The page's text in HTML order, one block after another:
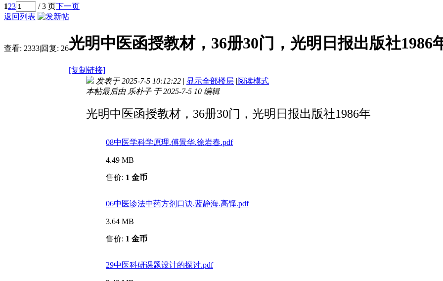
123 / 3 页下一页
返回列表
查看: 2333|回复: 26光明中医函授教材，36册30门，光明日报出版社1986
[复制链接]
发表于 2025-7-5 10:12:22 | 显示全部楼层 |阅读模式
本帖最后由 乐朴子 于 2025-7-5 10 编辑
光明中医函授教材，36册30门，光明日报出版社1986年
08中医学科学原理.傅景华.徐岩春.pdf
4.49 MB
售价: 1 金币
06中医诊法中药方剂口诀.蓝静海.高铎.pdf
3.64 MB
售价: 1 金币
29中医科研课题设计的探讨.pdf